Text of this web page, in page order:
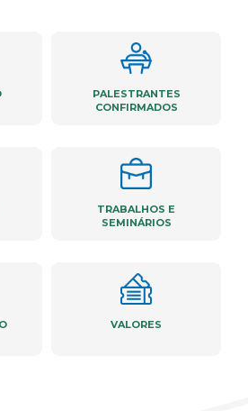
PALESTRANTES
CONFIRMADOS
TRABALHOS E
SEMINÁRIOS
VALORES